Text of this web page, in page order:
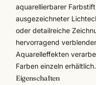
aquarellierbarer
ausgezeichneter
oder detailreiche
hervorragend
Aquarelleffekten
Farben einzeln erhältlich.
Eigenschaften